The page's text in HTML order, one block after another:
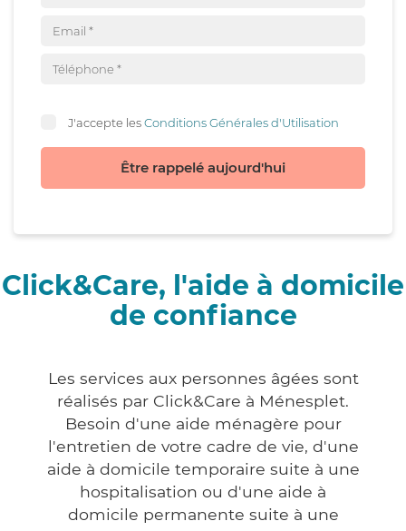
J'accepte lesConditions Générales d'Utilisation
Être rappelé aujourd'hui
Click&Care, l'aide à domicile
de confiance
Les services aux personnes âgées sont
réalisés par Click&Care à Ménesplet.
Besoin d'une aide ménagère pour
l'entretien de votre cadre de vie, d'une
aide à domicile temporaire suite à une
hospitalisation ou d'une aide à
domicile permanente suite à une